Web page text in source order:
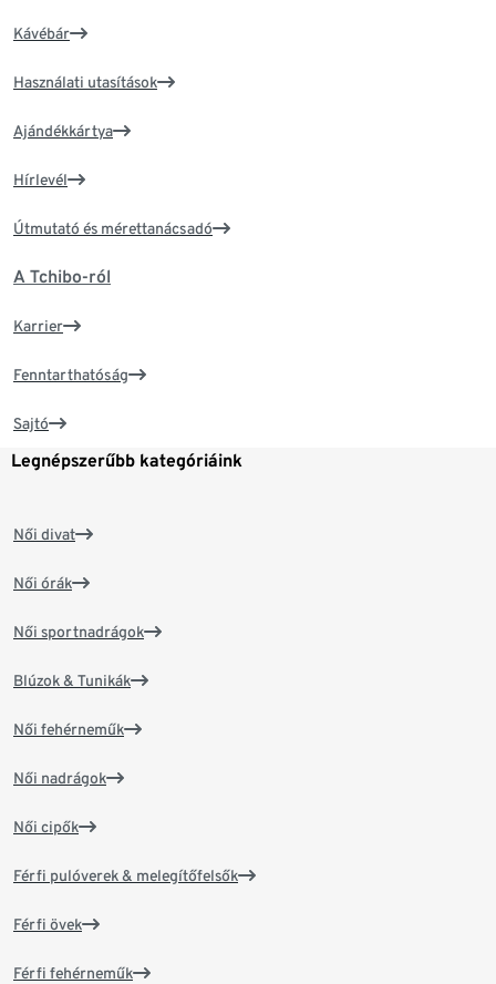
Kávébár
Használati utasítások
Ajándékkártya
Hírlevél
Útmutató és mérettanácsadó
A Tchibo-ról
Karrier
Fenntarthatóság
Sajtó
Legnépszerűbb kategóriáink
Női divat
Női órák
Női sportnadrágok
Blúzok & Tunikák
Női fehérneműk
Női nadrágok
Női cipők
Férfi pulóverek & melegítőfelsők
Férfi övek
Férfi fehérneműk